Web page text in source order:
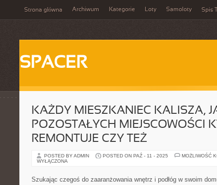
Strona główna Archiwum Kategorie Loty Samoloty Spis
SPACER
KAŻDY MIESZKANIEC KALISZA,
POZOSTAŁYCH MIEJSCOWOŚCI
REMONTUJE CZY TEŻ
POSTED BY ADMIN POSTED ON PAŹ - 11 - 2025
MOŻLIWOŚĆ
WYŁĄCZONA
Szukając czegoś do zaaranżowania wnętrz i podłóg w swoim